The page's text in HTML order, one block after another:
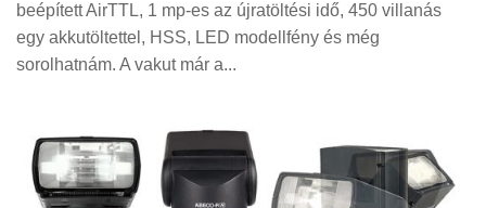
beépített AirTTL, 1 mp-es az újratöltési idő, 450 villanás
egy akkutöltettel, HSS, LED modellfény és még
sorolhatnám. A vakut már a...